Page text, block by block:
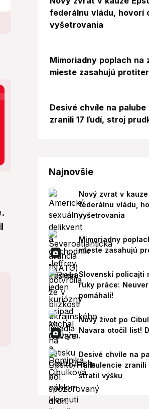
federálnu vládu, hovorí
vyšetrovania
Foto
Mimoriadny poplach na
mieste zasahujú
Desivé chvíle na
zranili 17 ľudí, stroj
Najnovšie
Nový zvrat v
federálnu vládu,
vyšetrovania
Mimoriadny
mieste zasahujú
Slovenskí policajti
ruky práce:
pomáhali!
Nový život po
Navara otočil list!
Desivé chvíle na
Turbulencie zranili
stratil výšku